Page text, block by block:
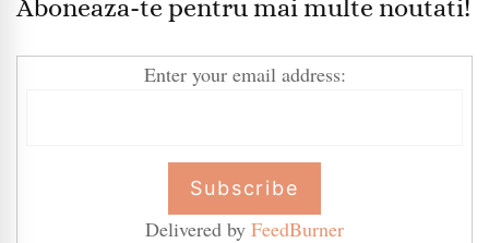
Aboneaza-te pentru mai multe noutati!
Enter your email address:
Delivered by FeedBurner